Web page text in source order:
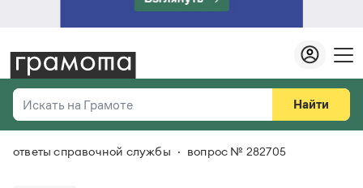
Искать на Грамоте
Справочная служба
Найти
Везде
ответы справочной службы вопрос № 282705